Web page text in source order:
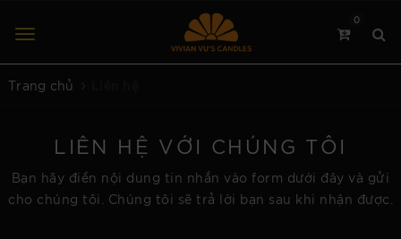
0
Trang chủ
LIÊN HỆ VỚI CHÚNG TÔI
Bạn hãy điền nội dung tin nhắn vào form dưới đây và gửi
cho chúng tôi. Chúng tôi sẽ trả lời bạn sau khi nhận được.